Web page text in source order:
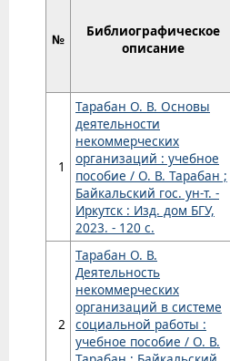
№
Библиографическое
описание
1
Тарабан О. В. Основы
деятельности
некоммерческих
организаций : учебное
пособие / О. В. Тарабан ;
Байкальский гос. ун-т. -
Иркутск : Изд. дом БГУ,
2023. - 120 с.
2
Тарабан О. В.
Деятельность
некоммерческих
организаций в системе
социальной работы :
учебное пособие / О. В.